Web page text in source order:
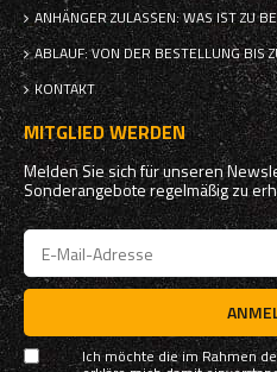
ANHÄNGER ZULASSEN: WAS IST ZU
ABLAUF: VON DER BESTELLUNG BIS
KONTAKT
MITGLIED WERDEN
Melden Sie sich für unseren
Sonderangebote regelmäßig zu
Ich möchte die im Rahmen